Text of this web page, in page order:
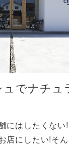
でナチュ
にはしたくない!
店にしたい!そ